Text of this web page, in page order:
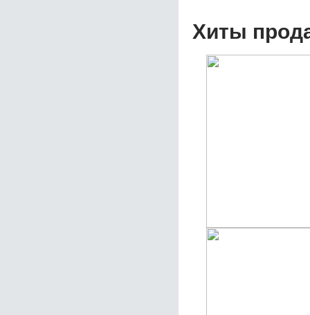
Хиты